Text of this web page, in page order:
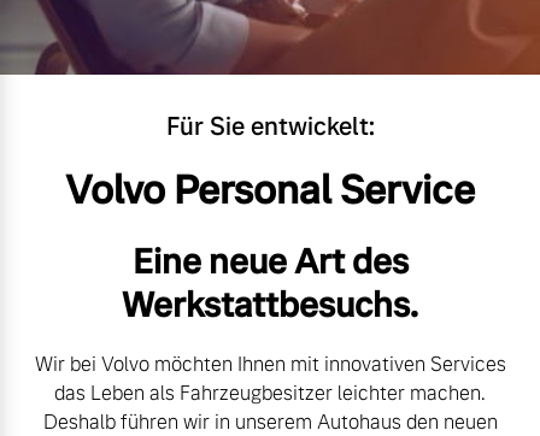
Mild-Hybrid
Geschäftskunden
Editionsmodelle
Konnektivität
Volvo Gebrauchtwagenbörse
Aktuelle Zubehörangebote
Zubehörkatalog
Service by Volvo
Kontakt und Anfahrt
Für Sie entwickelt:
Volvo Personal Service
Eine neue Art des
Werkstattbesuchs.
Wir bei Volvo möchten Ihnen mit innovativen Services
das Leben als Fahrzeugbesitzer leichter machen.
Deshalb führen wir in unserem Autohaus den neuen